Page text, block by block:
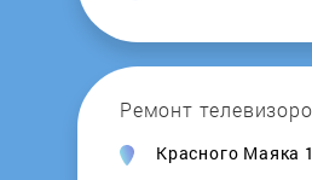
LG
Lincat
Ремонт
Красного Маяка